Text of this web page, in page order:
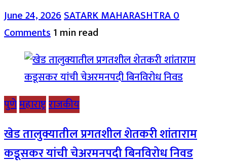
June 24, 2026SATARK MAHARASHTRA0
Comments1 min read
पुणेमहाराष्ट्रराजकीय
खेड तालुक्यातील प्रगतशील शेतकरी शांताराम
कडूसकर यांची चेअरमनपदी बिनविरोध निवड